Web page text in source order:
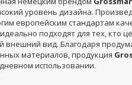
уровень дизайна.
европейским стандартам
идеально подходят для тех, кто
внешний вид. Благодаря
материалов, продукция
использовании.